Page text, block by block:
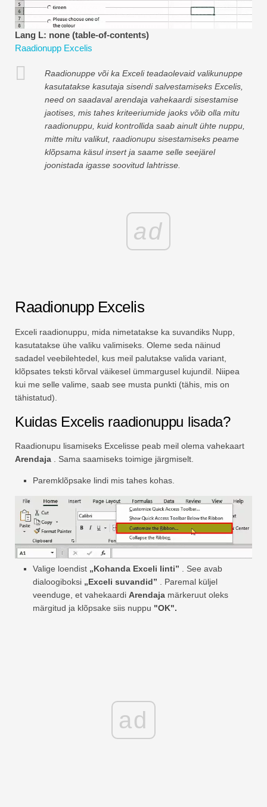
Finantsmodelleerimise õpetused
Täisvorm
Lang L: none (table-of-contents)
Raadionupp Excelis
Raadionuppe või ka Exceli teadaolevaid valikunuppe
kasutatakse kasutaja sisendi salvestamiseks Excelis,
need on saadaval arendaja vahekaardi sisestamise
jaotises, mis tahes kriteeriumide jaoks võib olla mitu
raadionuppu, kuid kontrollida saab ainult ühte nuppu,
mitte mitu valikut, raadionupu sisestamiseks peame
klõpsama käsul insert ja saame selle seejärel
joonistada igasse soovitud lahtrisse.
ad
Raadionupp Excelis
Exceli raadionuppu, mida nimetatakse ka suvandiks Nupp,
kasutatakse ühe valiku valimiseks. Oleme seda näinud
sadadel veebilehtedel, kus meil palutakse valida variant,
klõpsates teksti kõrval väikesel ümmargusel kujundil. Niipea
kui me selle valime, saab see musta punkti (tähis, mis on
tähistatud).
Kuidas Excelis raadionuppu lisada?
Raadionupu lisamiseks Excelisse peab meil olema vahekaart
Arendaja . Sama saamiseks toimige järgmiselt.
Paremklõpsake lindi mis tahes kohas.
Valige loendist „Kohanda Exceli linti” . See avab
dialoogiboksi „Exceli suvandid” . Paremal küljel
veenduge, et vahekaardi Arendaja märkeruut oleks
märgitud ja klõpsake siis nuppu "OK".
ad